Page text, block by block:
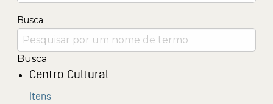
Busca
Busca
Centro Cultural
Itens